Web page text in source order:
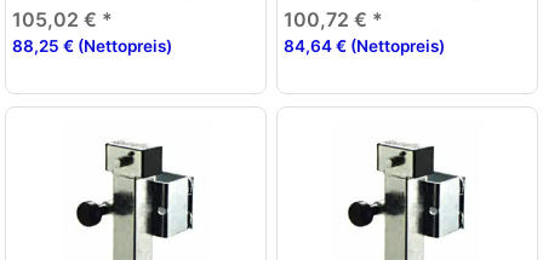
105,02 € *
88,25 € (Nettopreis)
100,72 € *
84,64 € (Nettopreis)